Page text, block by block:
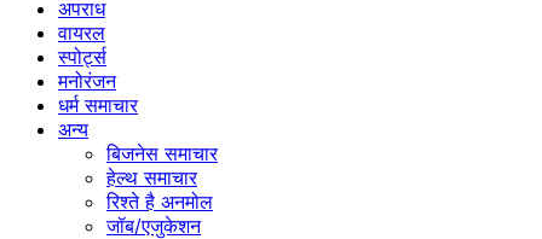
अपराध
वायरल
स्पोर्ट्स
मनोरंजन
धर्म समाचार
अन्य
बिजनेस समाचार
हेल्थ समाचार
रिश्ते है अनमोल
जॉब/एजुकेशन